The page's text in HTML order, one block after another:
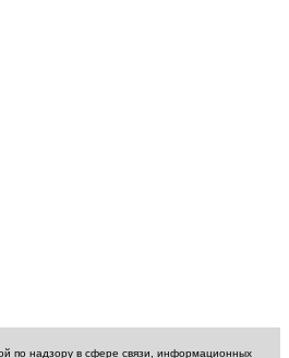
по надзору в сфере связи, информационных